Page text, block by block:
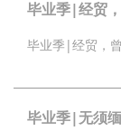
毕业季|经贸
毕业季|经贸，
毕业季|无须